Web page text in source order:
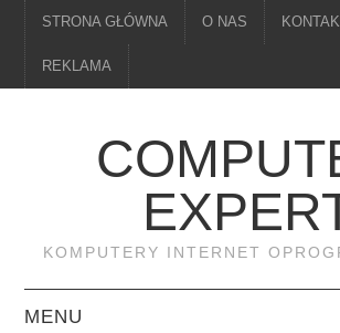
STRONA GŁÓWNA O NAS
REKLAMA
KOMPUTERY INTERNET
MENU